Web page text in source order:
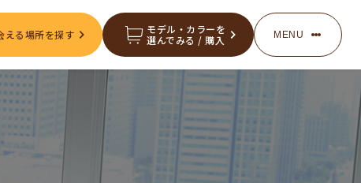
える場所を探す
モデル・カラーを
選んでみる / 購入
MENU
服・グッズの購入